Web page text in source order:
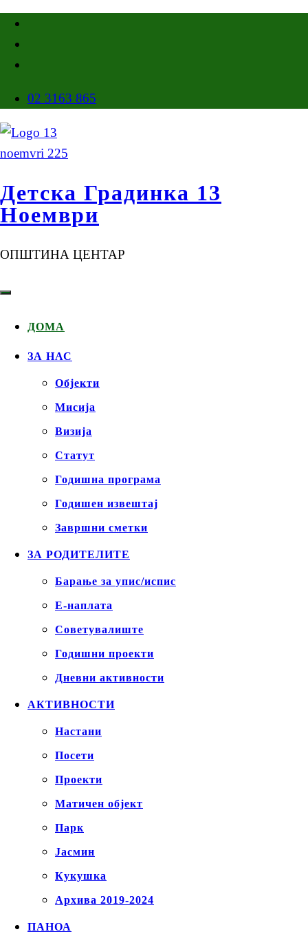
02 3163 865
Детска Градинка 13
Ноември
ОПШТИНА ЦЕНТАР
ДОМА
ЗА НАС
Објекти
Mисија
Визија
Статут
Годишна програма
Годишен извештај
Завршни сметки
ЗА РОДИТЕЛИТЕ
Барање за упис/испис
Е-наплата
Советувалиште
Годишни проекти
Дневни активности
АКТИВНОСТИ
Настани
Посети
Проекти
Матичен објект
Парк
Јасмин
Кукушка
Архива 2019-2024
ПАНОА